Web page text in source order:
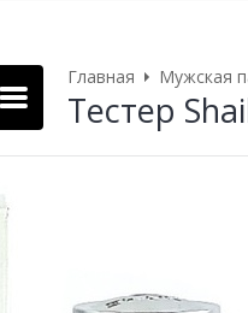
Главная Мужская
Тестер